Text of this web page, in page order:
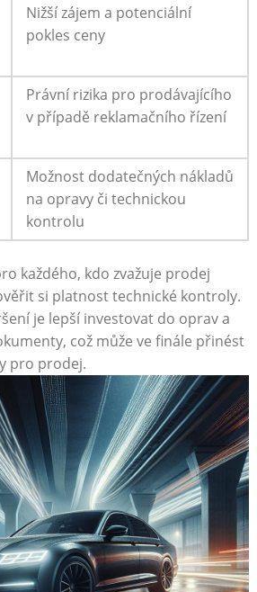
Nižší zájem a potenciální
pokles ceny
Právní rizika pro prodávajícího
v případě reklamačního řízení
Možnost dodatečných nákladů
na opravy či technickou
kontrolu
každého, kdo zvažuje prodej
si platnost technické kontroly.
je lepší investovat do oprav a
což může ve finále přinést
pro prodej.